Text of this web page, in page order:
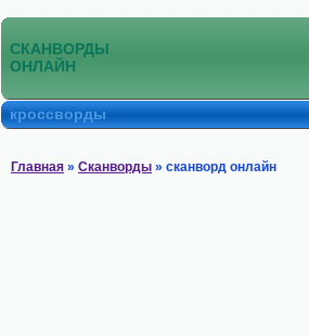
СКАНВОРДЫ
ОНЛАЙН
кроссворды
Главная » Сканворды » сканворд онлайн